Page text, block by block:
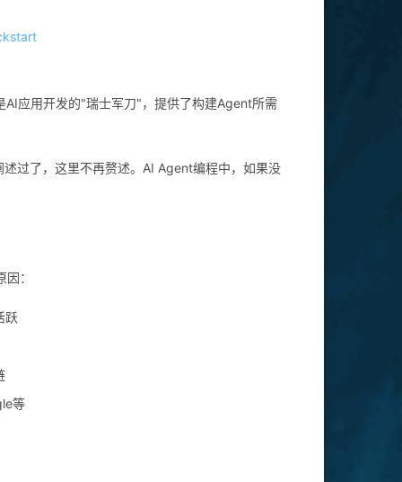
应用开发的"瑞士军刀"，提供了构建Agent所需
过了，这里不再赘述。AI Agent编程中，如果没
：
跃
等